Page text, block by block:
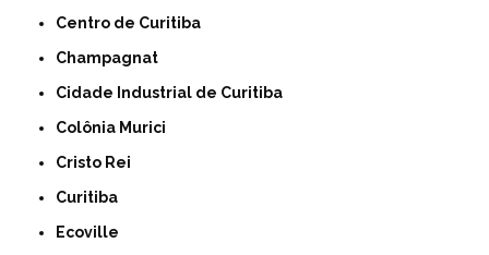
Centro de Curitiba
Champagnat
Cidade Industrial de Curitiba
Colônia Murici
Cristo Rei
Curitiba
Ecoville